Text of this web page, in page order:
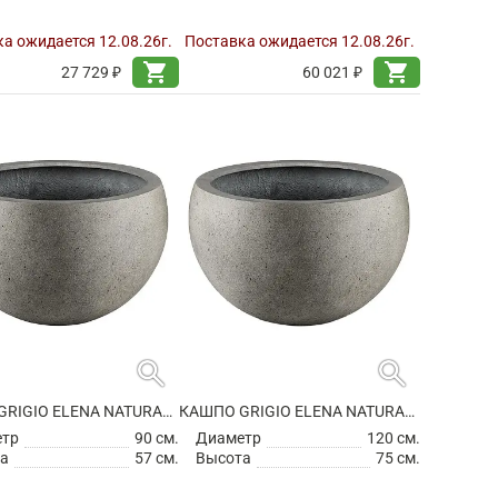
ожидается 12.08.26г.
27 729 ₽
shopping_cart
Поставка ожидается 12.08.26г.
60 021 ₽
shopping_cart
search
КАШПО GRIGIO ELENA NATURAL CONCRETE
90 см.
57 см.
search
КАШПО GRIGIO ELENA NATURAL CONCRETE
Диаметр
120 см.
Высота
75 см.